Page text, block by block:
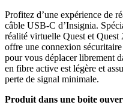
Profitez d’une expérience de
câble USB-C d’Insignia.
réalité virtuelle Quest et Quest
offre une connexion
pour vous déplacer librement
en fibre active est légère et
perte de signal minimale.
Produit dans une boite